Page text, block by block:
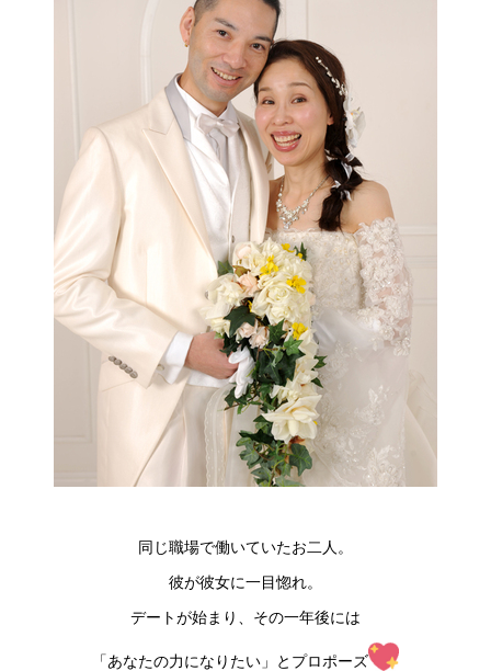
同じ職場で働いていたお二人。
彼が彼女に一目惚れ。
デートが始まり、その一年後には
「あなたの力になりたい」とプロポーズ